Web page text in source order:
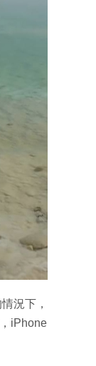
況下，
iPhone